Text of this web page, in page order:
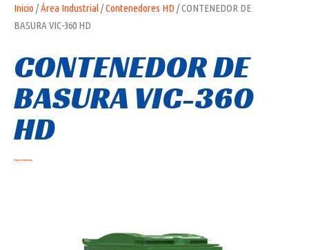
Inicio /Área Industrial/Contenedores HD / CONTENEDOR DE
BASURA VIC-360 HD
CONTENEDOR DE
BASURA VIC-360
HD
Hay existencias